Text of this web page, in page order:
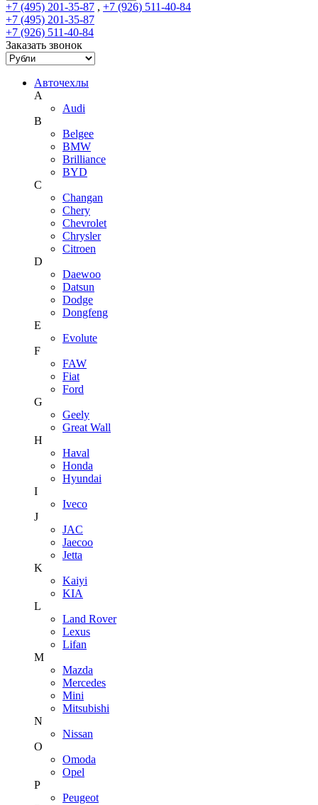
+7 (495) 201-35-87 , +7 (926) 511-40-84
+7 (495) 201-35-87
+7 (926) 511-40-84
Заказать звонок
Авточехлы
A
Audi
B
Belgee
BMW
Brilliance
BYD
C
Changan
Chery
Chevrolet
Chrysler
Citroen
D
Daewoo
Datsun
Dodge
Dongfeng
E
Evolute
F
FAW
Fiat
Ford
G
Geely
Great Wall
H
Haval
Honda
Hyundai
I
Iveco
J
JAC
Jaecoo
Jetta
K
Kaiyi
KIA
L
Land Rover
Lexus
Lifan
M
Mazda
Mercedes
Mini
Mitsubishi
N
Nissan
O
Omoda
Opel
P
Peugeot